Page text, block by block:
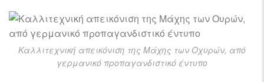
Καλλιτεχνική απεικόνιση της Μάχης των Οχυρών, από
γερμανικό προπαγανδιστικό έντυπο